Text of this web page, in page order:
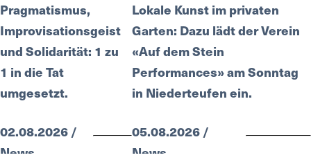
Pragmatismus,
Improvisationsgeist
und Solidarität: 1 zu
1 in die Tat
umgesetzt.
02.08.2026 /
News
Lokale Kunst im privaten
Garten: Dazu lädt der Verein
«Auf dem Stein
Performances» am Sonntag
in Niederteufen ein.
05.08.2026 /
News